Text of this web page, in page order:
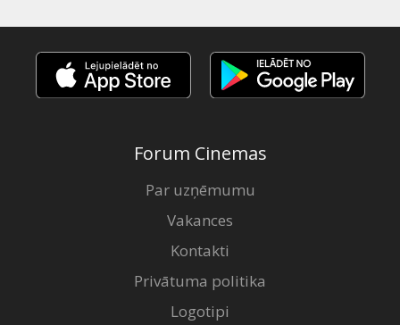
Forum Cinemas
Par uzņēmumu
Vakances
Kontakti
Privātuma politika
Logotipi